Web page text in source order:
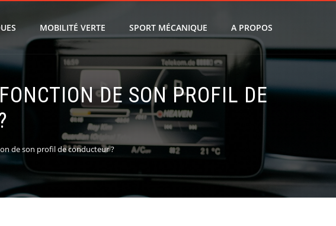
MOBILITÉ VERTE SPORT MÉCANIQUE A PROPOS
DE SON PROFIL DE
de son profil de conducteur ?